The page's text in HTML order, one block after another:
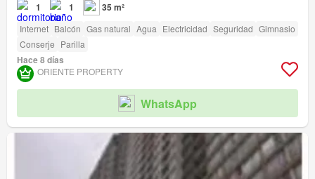
1 1 35 m²
Internet Balcón Gas natural Agua Electricidad Seguridad Gimnasio
Conserje Parilla
Hace 8 días
ORIENTE PROPERTY
WhatsApp